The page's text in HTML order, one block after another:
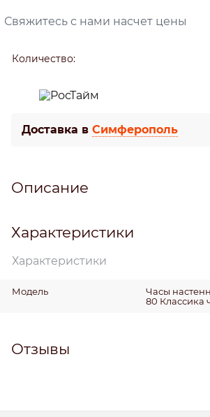
Свяжитесь с нами насчет цены
Количество:
Доставка в Симферополь
Описание
Характеристики
Характеристики
Модель
Часы
80 Классика
Отзывы